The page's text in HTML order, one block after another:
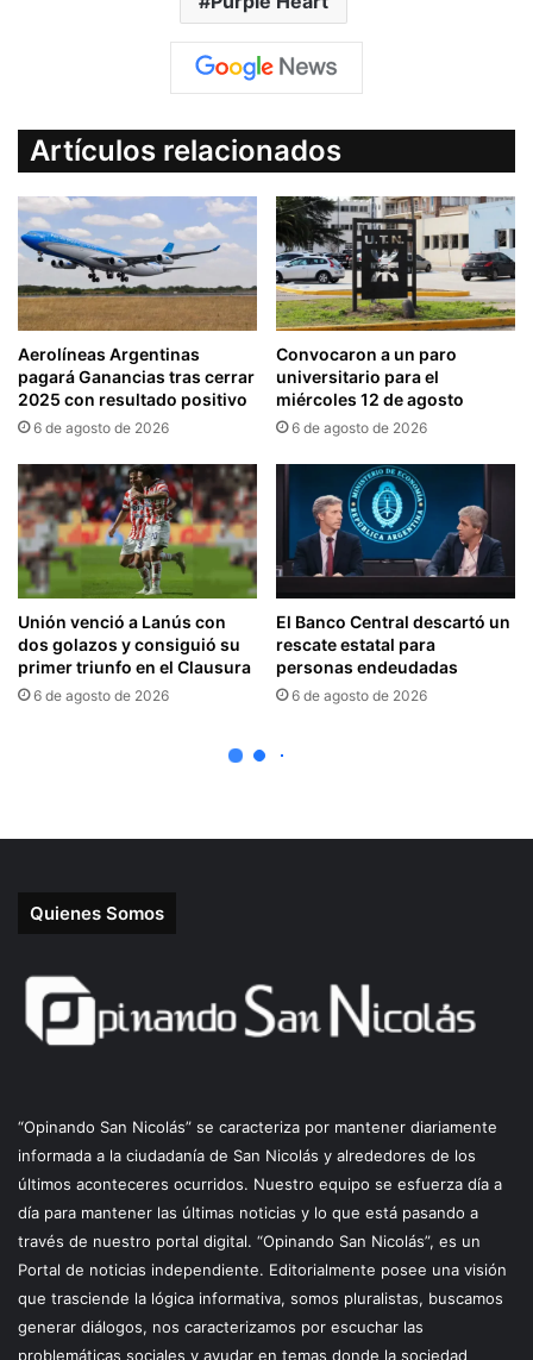
Quienes Somos
“Opinando San Nicolás” se caracteriza por mantener diariamente
informada a la ciudadanía de San Nicolás y alrededores de los
últimos aconteceres ocurridos. Nuestro equipo se esfuerza día a
día para mantener las últimas noticias y lo que está pasando a
través de nuestro portal digital. “Opinando San Nicolás”, es un
Portal de noticias independiente. Editorialmente posee una visión
que trasciende la lógica informativa, somos pluralistas, buscamos
generar diálogos, nos caracterizamos por escuchar las
problemáticas sociales y ayudar en temas donde la sociedad